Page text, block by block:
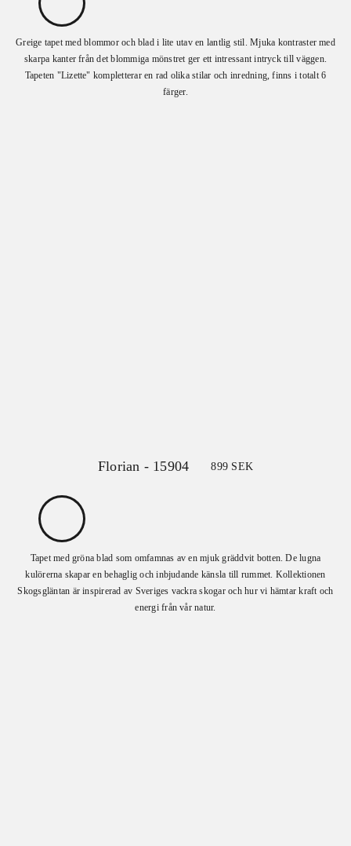
Greige tapet med blommor och blad i lite utav en lantlig stil. Mjuka kontraster med
skarpa kanter från det blommiga mönstret ger ett intressant intryck till väggen.
Tapeten "Lizette" kompletterar en rad olika stilar och inredning, finns i totalt 6
färger.
Florian - 15904 899 SEK
Tapet med gröna blad som omfamnas av en mjuk gräddvit botten. De lugna
kulörerna skapar en behaglig och inbjudande känsla till rummet. Kollektionen
Skogsgläntan är inspirerad av Sveriges vackra skogar och hur vi hämtar kraft och
energi från vår natur.